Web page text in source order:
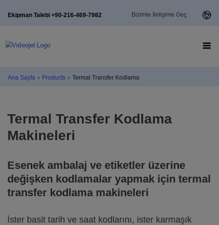
Ekipman Talebi +90-216-469-7982 Bizimle İletişime Geç
Ana Sayfa › Products › Termal Transfer Kodlama
Termal Transfer Kodlama
Makineleri
Esenek ambalaj ve etiketler üzerine
değişken kodlamalar yapmak için termal
transfer kodlama makineleri
İster basit tarih ve saat kodlarını, ister karmaşık